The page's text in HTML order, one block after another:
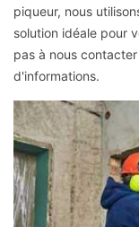
piqueur, nous
solution idéale pour
pas à nous
d'informations.